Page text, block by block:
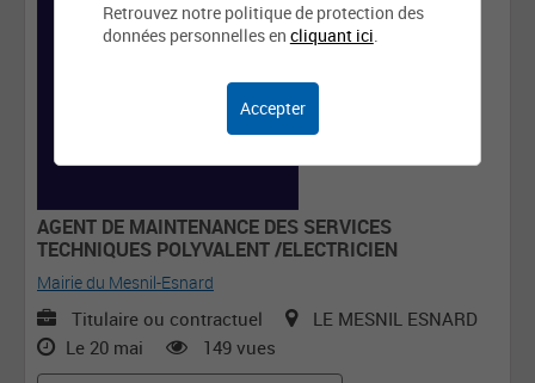
Retrouvez notre politique de protection des
données personnelles en cliquant ici.
Accepter
AGENT DE MAINTENANCE DES SERVICES
TECHNIQUES POLYVALENT /ELECTRICIEN
Mairie du Mesnil-Esnard
Titulaire ou contractuel
LE MESNIL ESNARD
Le 20 mai
149 vues